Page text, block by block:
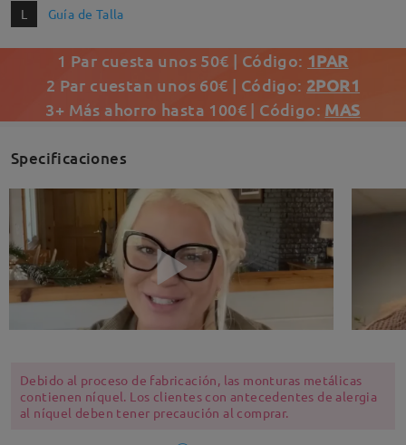
L Guía de Talla
1 Par cuesta unos 50€ | Código: 1PAR
2 Par cuestan unos 60€ | Código: 2POR1
3+ Más ahorro hasta 100€ | Código: MAS
Specificaciones
Debido al proceso de fabricación, las monturas metálicas
contienen níquel. Los clientes con antecedentes de alergia
al níquel deben tener precaución al comprar.